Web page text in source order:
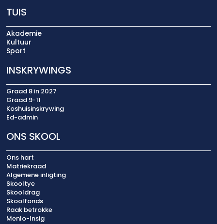
TUIS
Akademie
Kultuur
Sport
INSKRYWINGS
Graad 8 in 2027
Graad 9-11
Koshuisinskrywing
Ed-admin
ONS SKOOL
Ons hart
Matriekraad
Algemene inligting
Skooltye
Skooldrag
Skoolfonds
Raak betrokke
Menlo-Insig